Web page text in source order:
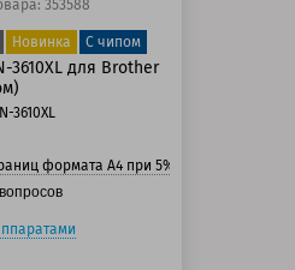
353588
Новинка С чипом
3610XL для Brother
3610XL
формата А4 при 5% заполнении
вопросов